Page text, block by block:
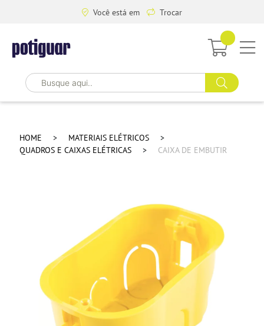
Você está em Trocar
HOME
MATERIAIS ELÉTRICOS
QUADROS E CAIXAS ELÉTRICAS
CAIXA DE EMBUTIR